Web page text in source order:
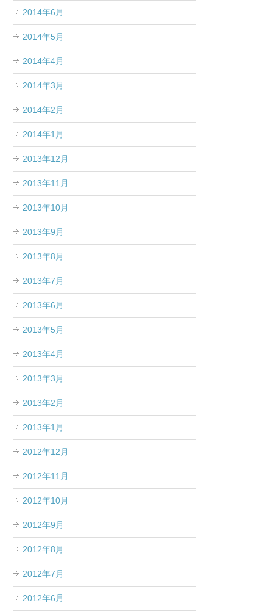
2014年6月
2014年5月
2014年4月
2014年3月
2014年2月
2014年1月
2013年12月
2013年11月
2013年10月
2013年9月
2013年8月
2013年7月
2013年6月
2013年5月
2013年4月
2013年3月
2013年2月
2013年1月
2012年12月
2012年11月
2012年10月
2012年9月
2012年8月
2012年7月
2012年6月